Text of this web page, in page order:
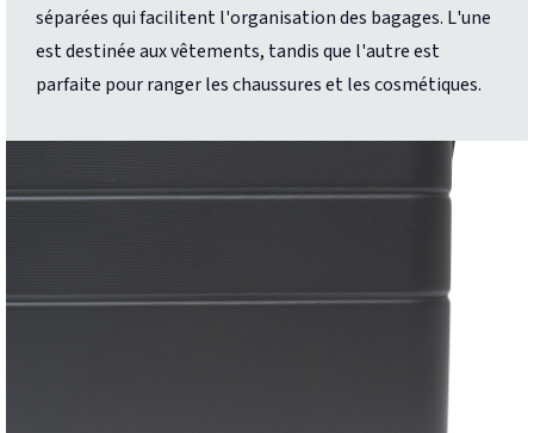
séparées qui facilitent l'organisation des bagages. L'une
est destinée aux vêtements, tandis que l'autre est
parfaite pour ranger les chaussures et les cosmétiques.